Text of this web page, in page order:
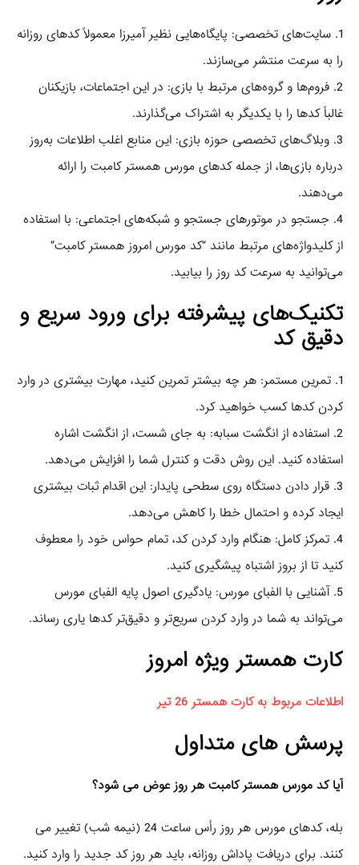
1. سایت‌های تخصصی: پایگاه‌هایی نظیر آمیرزا معمولاً کدهای روزانه
را به سرعت منتشر می‌سازند.
2. فروم‌ها و گروه‌های مرتبط با بازی: در این اجتماعات، بازیکنان
غالباً کدها را با یکدیگر به اشتراک می‌گذارند.
3. وبلاگ‌های تخصصی حوزه بازی: این منابع اغلب اطلاعات به‌روز
درباره بازی‌ها، از جمله کدهای مورس همستر کامبت را ارائه
می‌دهند.
4. جستجو در موتورهای جستجو و شبکه‌های اجتماعی: با استفاده
از کلیدواژه‌های مرتبط مانند “کد مورس امروز همستر کامبت”
می‌توانید به سرعت کد روز را بیابید.
تکنیک‌های پیشرفته برای ورود سریع و
دقیق کد
1. تمرین مستمر: هر چه بیشتر تمرین کنید، مهارت بیشتری در وارد
کردن کدها کسب خواهید کرد.
2. استفاده از انگشت سبابه: به جای شست، از انگشت اشاره
استفاده کنید. این روش دقت و کنترل شما را افزایش می‌دهد.
3. قرار دادن دستگاه روی سطحی پایدار: این اقدام ثبات بیشتری
ایجاد کرده و احتمال خطا را کاهش می‌دهد.
4. تمرکز کامل: هنگام وارد کردن کد، تمام حواس خود را معطوف
کنید تا از بروز اشتباه پیشگیری کنید.
5. آشنایی با الفبای مورس: یادگیری اصول پایه الفبای مورس
می‌تواند به شما در وارد کردن سریع‌تر و دقیق‌تر کدها یاری رساند.
کارت همستر ویژه امروز
اطلاعات مربوط به کارت همستر 26 تیر
پرسش‌ های متداول
آیا کد مورس همستر کامبت هر روز عوض می‌ شود؟
بله، کدهای مورس هر روز رأس ساعت 24 (نیمه شب) تغییر می‌
کنند. برای دریافت پاداش روزانه، باید هر روز کد جدید را وارد کنید.